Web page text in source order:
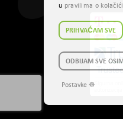
u pravilima o
PRIHVAĆAM SVE
ODBIJAM SVE
Postavke ☸